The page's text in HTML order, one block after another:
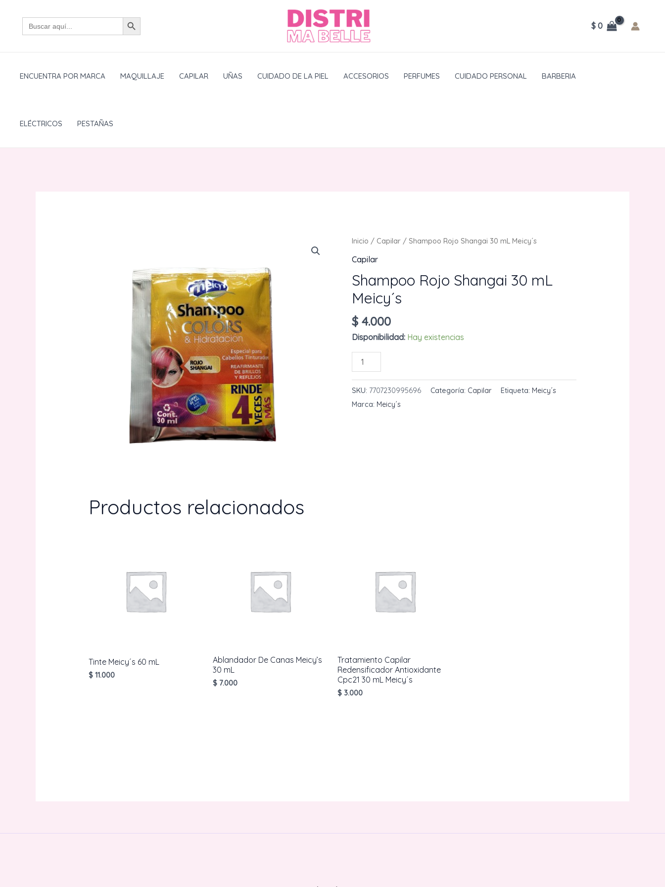
contenido
Buscar: BOTÓN DE BÚSQUEDA
$0
ENCUENTRA POR MARCA MAQUILLAJE CAPILAR UÑAS CUIDADO DE LA PIEL ACCESORIOS PERFUMES CUIDADO PERSONAL BARBERIA
ELÉCTRICOS PESTAÑAS
Inicio / Capilar / Shampoo Rojo Shangai 30 mL Meicy´s
Capilar
Shampoo Rojo Shangai 30 mL
Meicy´s
$ 4.000
Disponibilidad: Hay existencias
Shampoo
Rojo
Shangai
30
SKU: 7707230995696 Categoría: Capilar Etiqueta: Meicy´s
Marca: Meicy´s
Productos relacionados
Tinte Meicy´s 60 mL
$11.000
Ablandador De Canas Meicy’s
30 mL
$ 7.000
Tratamiento Capilar
Redensificador Antioxidante
Cpc21 30 mL Meicy´s
$ 3.000